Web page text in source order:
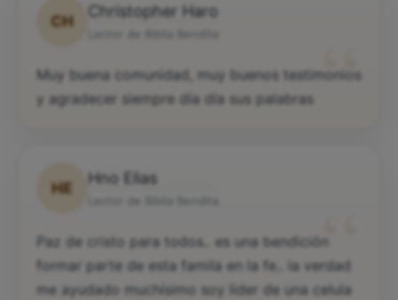
CH
Christopher Haro
“
Muy buena comunidad, muy buenos testimonios
y agradecer siempre día día sus palabras
HE
Hno Elias
“
Paz de cristo para todos.. es una bendición
formar parte de esta famila en la fe.. la verdad
me ayudado muchísimo soy lider de una celula